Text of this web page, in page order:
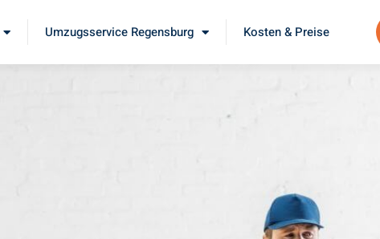
Umzugsservice Regensburg Kosten & Preise